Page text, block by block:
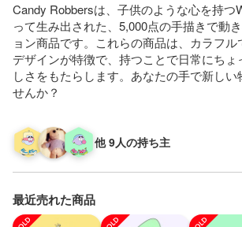
Candy Robbersは、子供のような心を持つ
って生み出された、5,000点の手描きで動
ョン商品です。これらの商品は、カラフル
デザインが特徴で、持つことで日常にちょ
しさをもたらします。あなたの手で新しい
せんか？
他 9人の持ち主
最近売れた商品